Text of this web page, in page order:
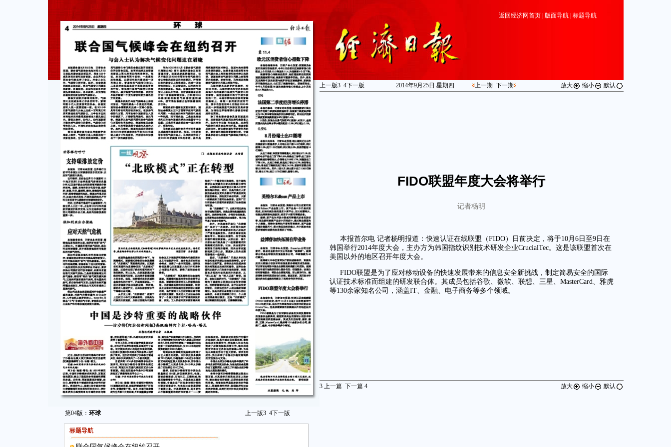
第04版： 环球 上一版3 4下一版
标题导航
返回经济网首页| 版面导航| 标题导航
上一版3 4下一版 2014年9月25日 星期 四 上一期 下一期 放大 缩小 默认
FIDO联盟年度大会将举行
记者杨明
本报首尔电 记者杨明报道：快速认证在线联盟（FIDO）日前决定，将于10月6日至9日在
韩国举行2014年度大会，主办方为韩国指纹识别技术研发企业CrucialTec。这是该联盟首次在
美国以外的地区召开年度大会。
FIDO联盟是为了应对移动设备的快速发展带来的信息安全新挑战，制定简易安全的国际
认证技术标准而组建的研发联合体。其成员包括谷歌、微软、联想、三星、MasterCard、雅虎
等130余家知名公司，涵盖IT、金融、电子商务等多个领域。
3上一篇 下一篇 4 放大 缩小 默认